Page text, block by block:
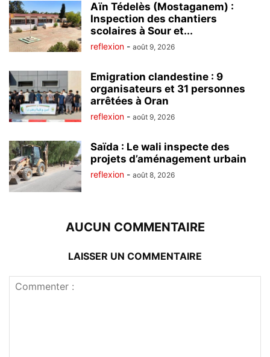
Aïn Tédelès (Mostaganem) :
Inspection des chantiers
scolaires à Sour et...
reflexion - août 9, 2026
Emigration clandestine : 9
organisateurs et 31 personnes
arrêtées à Oran
reflexion - août 9, 2026
Saïda : Le wali inspecte des
projets d’aménagement urbain
reflexion - août 8, 2026
AUCUN COMMENTAIRE
LAISSER UN COMMENTAIRE